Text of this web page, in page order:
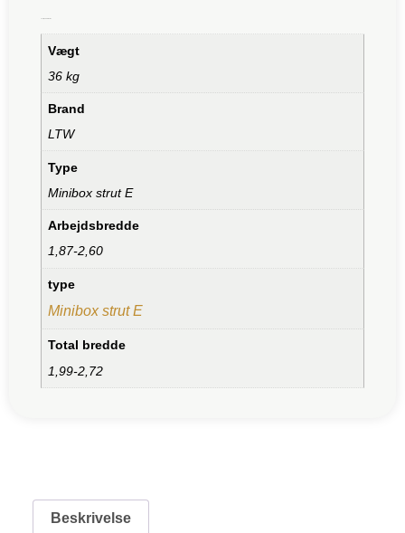
Vægt
36 kg
Brand
LTW
Type
Minibox strut E
Arbejdsbredde
1,87-2,60
type
Minibox strut E
Total bredde
1,99-2,72
Beskrivelse